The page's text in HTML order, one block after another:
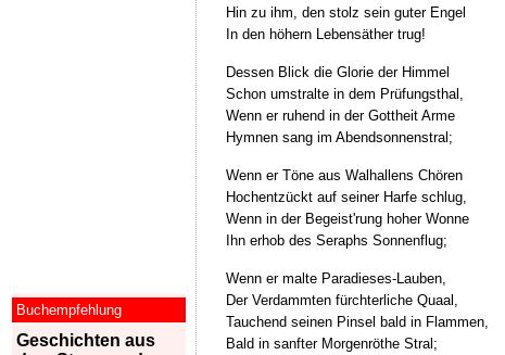
Hin zu ihm, den stolz sein guter Engel
In den höhern Lebensäther trug!
Dessen Blick die Glorie der Himmel
Schon umstralte in dem Prüfungsthal,
Wenn er ruhend in der Gottheit Arme
Hymnen sang im Abendsonnenstral;
Wenn er Töne aus Walhallens Chören
Hochentzückt auf seiner Harfe schlug,
Wenn in der Begeist'rung hoher Wonne
Ihn erhob des Seraphs Sonnenflug;
Wenn er malte Paradieses-Lauben,
Der Verdammten fürchterliche Quaal,
Tauchend seinen Pinsel bald in Flammen,
Bald in sanfter Morgenröthe Stral;
Buchempfehlung
Geschichten aus